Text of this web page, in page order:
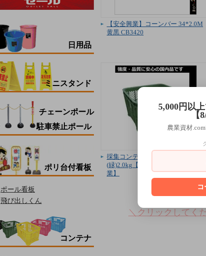
日用品
ミニスタンド
チェーンポール
駐車禁止ポール
ポリ台付看板
ポール看板
飛び出しくん
コンテナ
【安全興業】コーンバー 34*2.0M
黄黒 CB3420
採集コンテナ 底メッシュ
(緑)2.0kg【収穫コンテナ】【安全
業】
＼クリックして
5,000円以
【
農業資材